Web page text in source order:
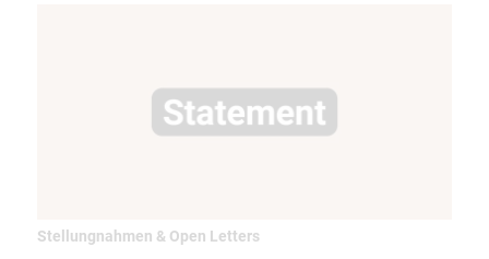
Stellungnahmen & Open Letters